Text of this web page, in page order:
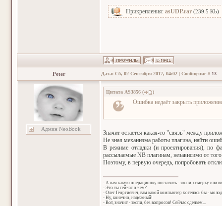
Прикрепления: asUDP.rar (239.5 Kb)
Peter Дата: Сб, 02 Сентября 2017, 04:02 | Сообщение # 13
Админ NeoBook
Цитата AS3856 ( )
Ошибка недаёт закрыть
Значит остается какая-то "связь" между
Не зная механизма работы плагина, найти
В режиме отладки (и проектирования), по
рассылаемые NB плагинам, независимо от
Поэтому, в первую очередь, попробовать
- А вам какую операционку поставить - экспи, семерку или
- Это ты сейчас о чем?
- Олег Георгиевич, вам какой компьютер хотелось бы -
- Ну, конечно, надежный!
- Вот, значит - экспи, без вопросов! Сейчас сделаем...